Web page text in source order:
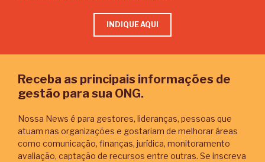
INDIQUE AQUI
Receba as principais informações de
gestão para sua ONG.
Nossa News é para gestores, lideranças, pessoas que
atuam nas organizações e gostariam de melhorar áreas
como comunicação, finanças, jurídica, monitoramento
avaliação, captação de recursos entre outras. Se inscreva